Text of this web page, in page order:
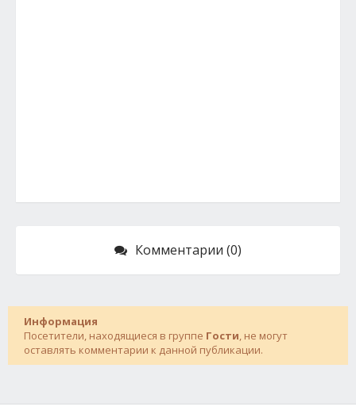
Комментарии (0)
Информация
Посетители, находящиеся в группе Гости, не могут
оставлять комментарии к данной публикации.